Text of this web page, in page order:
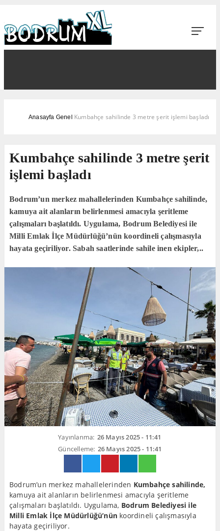
Anasayfa Genel Kumbahçe sahilinde 3 metre şerit işlemi başladı
Kumbahçe sahilinde 3 metre şerit
işlemi başladı
Bodrum’un merkez mahallelerinden Kumbahçe sahilinde,
kamuya ait alanların belirlenmesi amacıyla şeritleme
çalışmaları başlatıldı. Uygulama, Bodrum Belediyesi ile
Milli Emlak İlçe Müdürlüğü’nün koordineli çalışmasıyla
hayata geçiriliyor. Sabah saatlerinde sahile inen ekipler,..
Yayınlanma: 26 Mayıs 2025 - 11:41
Güncelleme: 26 Mayıs 2025 - 11:41
Bodrum’un merkez mahallelerinden Kumbahçe sahilinde,
kamuya ait alanların belirlenmesi amacıyla şeritleme
çalışmaları başlatıldı. Uygulama, Bodrum Belediyesi ile
Milli Emlak İlçe Müdürlüğü’nün koordineli çalışmasıyla
hayata geçiriliyor.